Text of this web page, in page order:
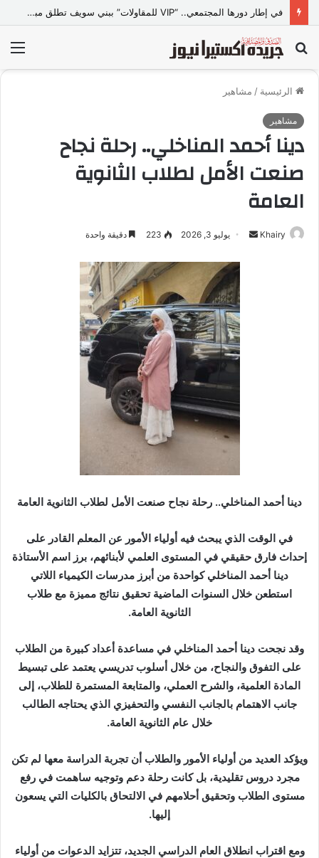
في إطار دورها المجتمعي.. “VIP للمقاولات” ببني سويف تطلق مبادرة “تعالي أقدم على تصالح” بالمجان
بحث
عن
الرئيسية / مشاهير
مشاهير
دينا أحمد المناخلي.. رحلة نجاح
صنعت الأمل لطلاب الثانوية
العامة
Khairy
ي
يوليو 3, 2026 223 دقيقة واحدة
دينا أحمد المناخلي.. رحلة نجاح صنعت الأمل لطلاب الثانوية العامة
في الوقت الذي يبحث فيه أولياء الأمور عن المعلم القادر على
إحداث فارق حقيقي في المستوى العلمي لأبنائهم، برز اسم الأستاذة
دينا أحمد المناخلي كواحدة من أبرز مدرسات الكيمياء اللاتي
استطعن خلال السنوات الماضية تحقيق نتائج مميزة مع طلاب
الثانوية العامة.
وقد نجحت دينا أحمد المناخلي في مساعدة أعداد كبيرة من الطلاب
على التفوق والنجاح، من خلال أسلوب تدريسي يعتمد على تبسيط
المادة العلمية، والشرح العملي، والمتابعة المستمرة للطلاب، إلى
جانب الاهتمام بالجانب النفسي والتحفيزي الذي يحتاجه الطالب
خلال عام الثانوية العامة.
ويؤكد العديد من أولياء الأمور والطلاب أن تجربة الدراسة معها لم تكن
مجرد دروس تقليدية، بل كانت رحلة دعم وتوجيه ساهمت في رفع
مستوى الطلاب وتحقيق أحلامهم في الالتحاق بالكليات التي يسعون
إليها.
ومع اقتراب انطلاق العام الدراسي الجديد، تتزايد الدعوات من أولياء